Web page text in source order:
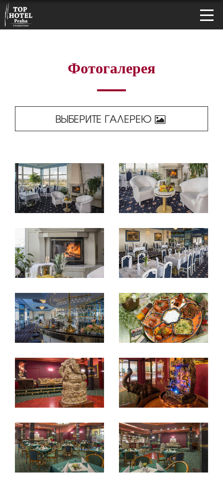
Фотогалерея
ВЫБЕРИТЕ ГАЛЕРЕЮ